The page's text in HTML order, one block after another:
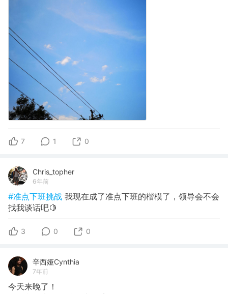
7 1 0
Chris_topher
6年前
#准点下班挑战 我现在成了准点下班的楷模了，领导会不会
找我谈话吧🍋
3 0 0
辛西娅Cynthia
7年前
今天来晚了！